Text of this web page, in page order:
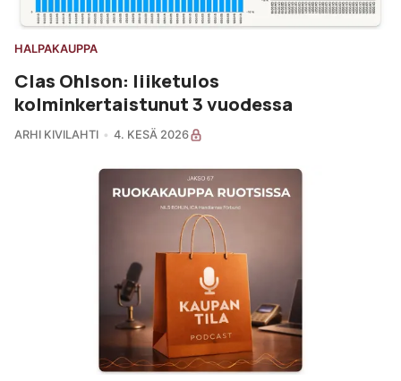
HALPAKAUPPA
Clas Ohlson: liiketulos
kolminkertaistunut 3 vuodessa
ARHI KIVILAHTI 4. KESÄ 2026